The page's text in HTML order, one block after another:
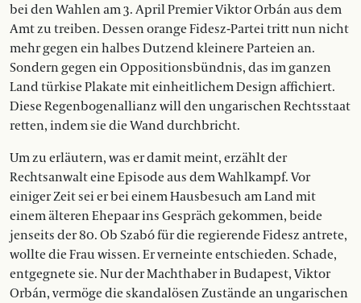
bei den Wahlen am 3. April Premier Viktor Orbán aus dem
Amt zu treiben. Dessen orange Fidesz-Partei tritt nun nicht
mehr gegen ein halbes Dutzend kleinere Parteien an.
Sondern gegen ein Oppositionsbündnis, das im ganzen
Land türkise Plakate mit einheitlichem Design affichiert.
Diese Regenbogenallianz will den ungarischen Rechtsstaat
retten, indem sie die Wand durchbricht.
Um zu erläutern, was er damit meint, erzählt der
Rechtsanwalt eine Episode aus dem Wahlkampf. Vor
einiger Zeit sei er bei einem Hausbesuch am Land mit
einem älteren Ehepaar ins Gespräch gekommen, beide
jenseits der 80. Ob Szabó für die regierende Fidesz antrete,
wollte die Frau wissen. Er verneinte entschieden. Schade,
entgegnete sie. Nur der Machthaber in Budapest, Viktor
Orbán, vermöge die skandalösen Zustände an ungarischen